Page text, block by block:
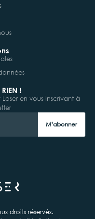
!
en vous inscrivant à
M’abonner
droits réservés.